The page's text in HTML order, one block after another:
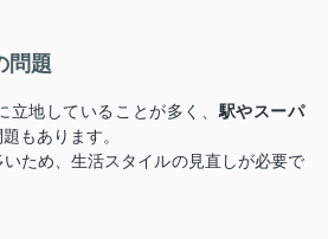
問題
地していることが多く、 駅やスーパ
もあります。
ため、生活スタイルの見直しが必要で